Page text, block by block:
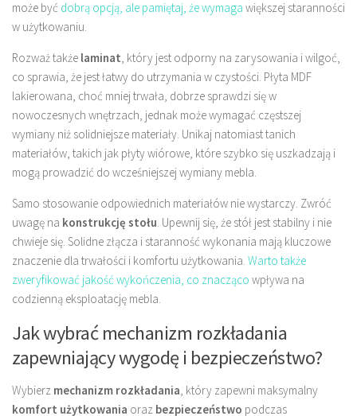
może być dobrą opcją, ale pamiętaj, że wymaga większej staranności
w użytkowaniu.
Rozważ także laminat, który jest odporny na zarysowania i wilgoć,
co sprawia, że jest łatwy do utrzymania w czystości. Płyta MDF
lakierowana, choć mniej trwała, dobrze sprawdzi się w
nowoczesnych wnętrzach, jednak może wymagać częstszej
wymiany niż solidniejsze materiały. Unikaj natomiast tanich
materiałów, takich jak płyty wiórowe, które szybko się uszkadzają i
mogą prowadzić do wcześniejszej wymiany mebla.
Samo stosowanie odpowiednich materiałów nie wystarczy. Zwróć
uwagę na konstrukcję stołu. Upewnij się, że stół jest stabilny i nie
chwieje się. Solidne złącza i staranność wykonania mają kluczowe
znaczenie dla trwałości i komfortu użytkowania. Warto także
zweryfikować jakość wykończenia, co znacząco wpływa na
codzienną eksploatację mebla.
Jak wybrać mechanizm rozkładania
zapewniający wygodę i bezpieczeństwo?
Wybierz mechanizm rozkładania, który zapewni maksymalny
komfort użytkowania oraz bezpieczeństwo podczas